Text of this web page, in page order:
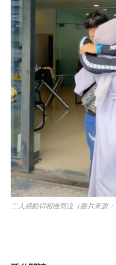
二人感動得相擁而泣（圖片來源